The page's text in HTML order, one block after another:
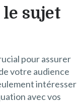
sujet
pour assurer
votre audience
intéresser
avec vos